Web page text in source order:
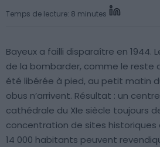
Temps de lecture: 8 minutes
Bayeux a failli disparaître en 1944.
de la bombarder, comme le reste
été libérée à pied, au petit matin
obus n’arrivent. Résultat : un
cathédrale du XIe siècle toujours
concentration de sites historiques
14 000 habitants peuvent